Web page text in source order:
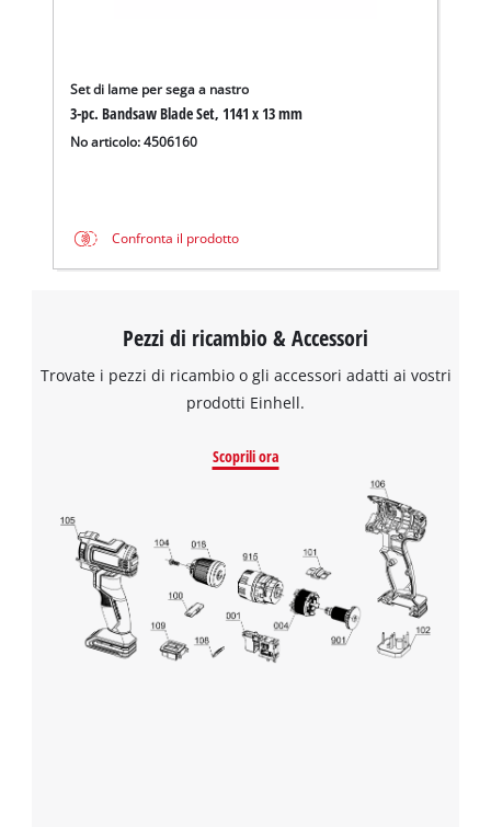
Set di lame per sega a nastro
3-pc. Bandsaw Blade Set, 1141 x 13 mm
No articolo: 4506160
Confronta il prodotto
Pezzi di ricambio & Accessori
Trovate i pezzi di ricambio o gli accessori adatti ai vostri
prodotti Einhell.
Scoprili ora